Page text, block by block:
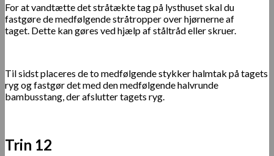
For at vandtætte det stråtækte tag på lysthuset skal du
fastgøre de medfølgende stråtropper over hjørnerne af
taget. Dette kan gøres ved hjælp af ståltråd eller skruer.
Til sidst placeres de to medfølgende stykker halmtak på tagets
ryg og fastgør det med den medfølgende halvrunde
bambusstang, der afslutter tagets ryg.
Trin 12